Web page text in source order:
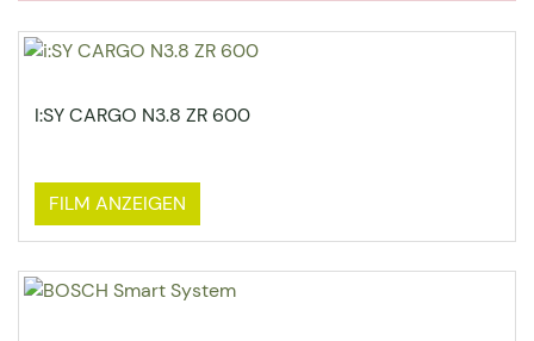
I:SY CARGO N3.8 ZR 600
FILM ANZEIGEN